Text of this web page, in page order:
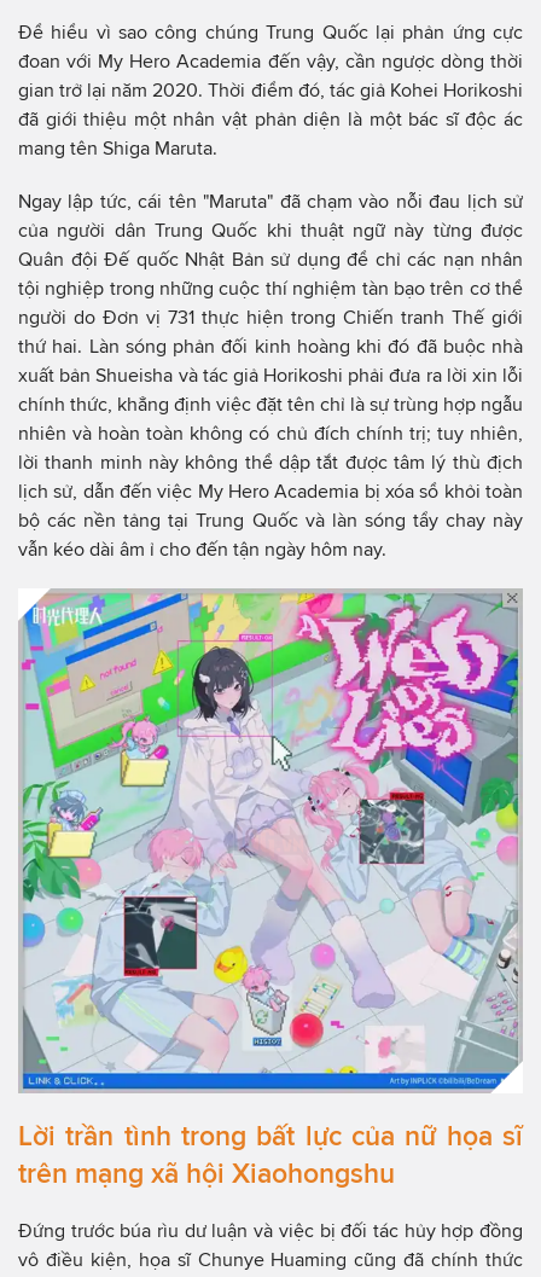
Để hiểu vì sao công chúng Trung Quốc lại phản ứng cực
đoan với My Hero Academia đến vậy, cần ngược dòng thời
gian trở lại năm 2020. Thời điểm đó, tác giả Kohei Horikoshi
đã giới thiệu một nhân vật phản diện là một bác sĩ độc ác
mang tên Shiga Maruta.
Ngay lập tức, cái tên "Maruta" đã chạm vào nỗi đau lịch sử
của người dân Trung Quốc khi thuật ngữ này từng được
Quân đội Đế quốc Nhật Bản sử dụng để chỉ các nạn nhân
tội nghiệp trong những cuộc thí nghiệm tàn bạo trên cơ thể
người do Đơn vị 731 thực hiện trong Chiến tranh Thế giới
thứ hai. Làn sóng phản đối kinh hoàng khi đó đã buộc nhà
xuất bản Shueisha và tác giả Horikoshi phải đưa ra lời xin lỗi
chính thức, khẳng định việc đặt tên chỉ là sự trùng hợp ngẫu
nhiên và hoàn toàn không có chủ đích chính trị; tuy nhiên,
lời thanh minh này không thể dập tắt được tâm lý thù địch
lịch sử, dẫn đến việc My Hero Academia bị xóa sổ khỏi toàn
bộ các nền tảng tại Trung Quốc và làn sóng tẩy chay này
vẫn kéo dài âm ỉ cho đến tận ngày hôm nay.
Lời trần tình trong bất lực của nữ họa sĩ
trên mạng xã hội Xiaohongshu
Đứng trước búa rìu dư luận và việc bị đối tác hủy hợp đồng
vô điều kiện, họa sĩ Chunye Huaming cũng đã chính thức